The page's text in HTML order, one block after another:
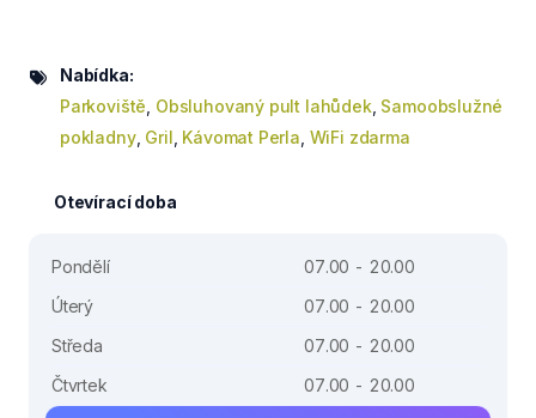
Nabídka:
Parkoviště Obsluhovaný pult lahůdek, Samoobslužné
pokladny, Gril Kávomat Perla WiFi zdarma
Otevírací doba
Pondělí
07.00 - 20.00
Úterý
07.00 - 20.00
Středa
07.00 - 20.00
Čtvrtek
07.00 - 20.00